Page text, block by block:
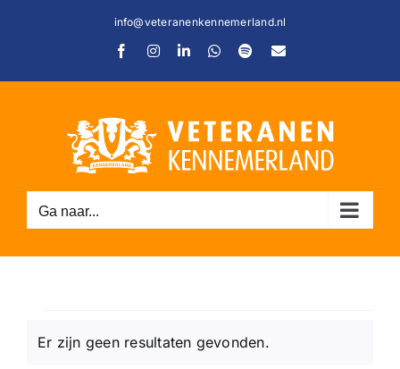
info@veteranenkennemerland.nl
FacebookInstagramLinkedInWhatsApp
SpotifyE-
Ga naar...
Evenementen
Bericht
Er zijn geen resultaten gevonden.